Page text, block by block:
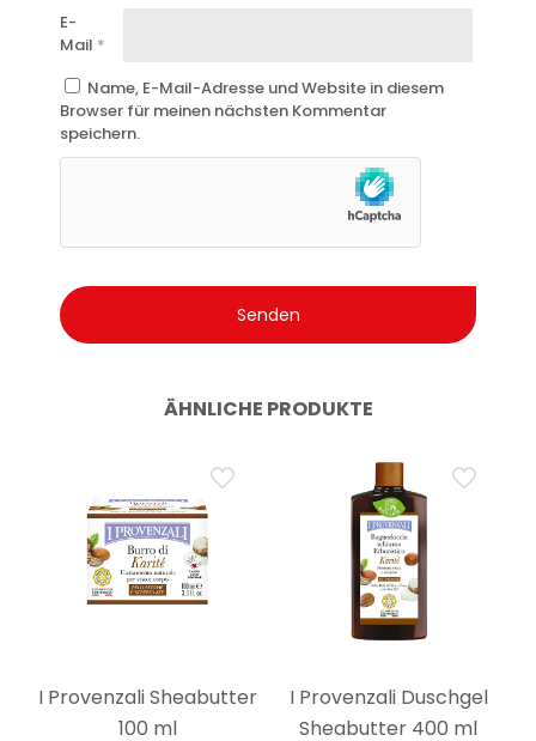
E-
Mail *
Name, E-Mail-Adresse und Website in diesem
Browser für meinen nächsten Kommentar
speichern.
ÄHNLICHE PRODUKTE
I Provenzali Sheabutter
100 ml
I Provenzali Duschgel
Sheabutter 400 ml